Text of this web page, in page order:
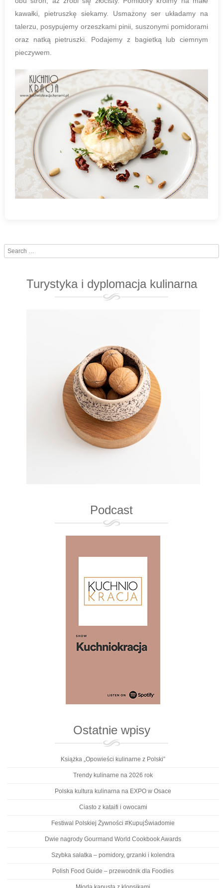
kawałki, pietruszkę siekamy. Usmażony ser układamy na
talerzu, posypujemy orzeszkami pinii, suszonymi pomidorami
oraz natką pietruszki. Podajemy z bagietką lub ciemnym
pieczywem.
Search
Turystyka i dyplomacja kulinarna
Podcast
Ostatnie wpisy
Książka „Opowieści kulinarne z Polski”
Trendy kulinarne na 2026 rok
Polska kultura kulinarna na EXPO w Osace
Ciasto z kataifi i owocami
Festiwal Polskiej Żywności #KupujŚwiadomie
Dwie nagrody Gourmand World Cookbook Awards
Szybka sałatka – pomidory, grzanki i kolendra
Polish Food Guide – przewodnik dla Foodies